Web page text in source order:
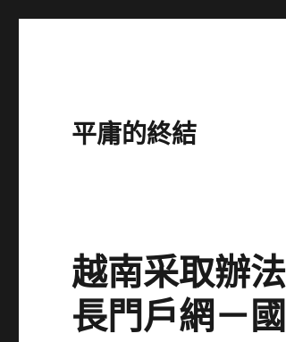
平庸的終結
越南采取辦
長門戶網－